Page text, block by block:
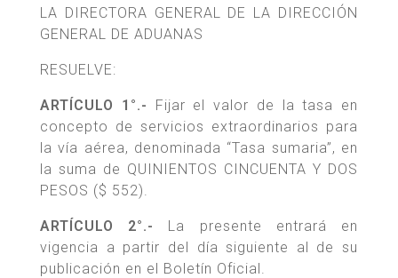
LA DIRECTORA GENERAL DE LA DIRECCIÓN
GENERAL DE ADUANAS
RESUELVE:
ARTÍCULO 1°.- Fijar el valor de la tasa en
concepto de servicios extraordinarios para
la vía aérea, denominada “Tasa sumaria”, en
la suma de QUINIENTOS CINCUENTA Y DOS
PESOS ($ 552).
ARTÍCULO 2°.-
La presente entrará en
vigencia a partir del día siguiente al de su
publicación en el Boletín Oficial.